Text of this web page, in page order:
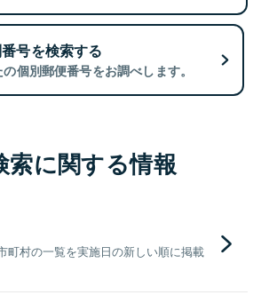
号を検索する
個別郵便番号をお調べします。
索に関する情報
町村の一覧を実施日の新しい順に掲載